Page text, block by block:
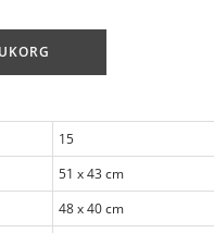
15
51 x 43 cm
48 x 40 cm